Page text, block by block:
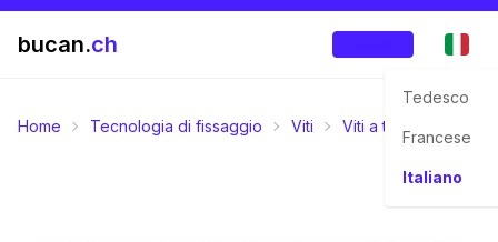
bucan.ch
Tedesco
Francese
Italiano
Home Tecnologia di fissaggio Viti Viti a testa cilindrica